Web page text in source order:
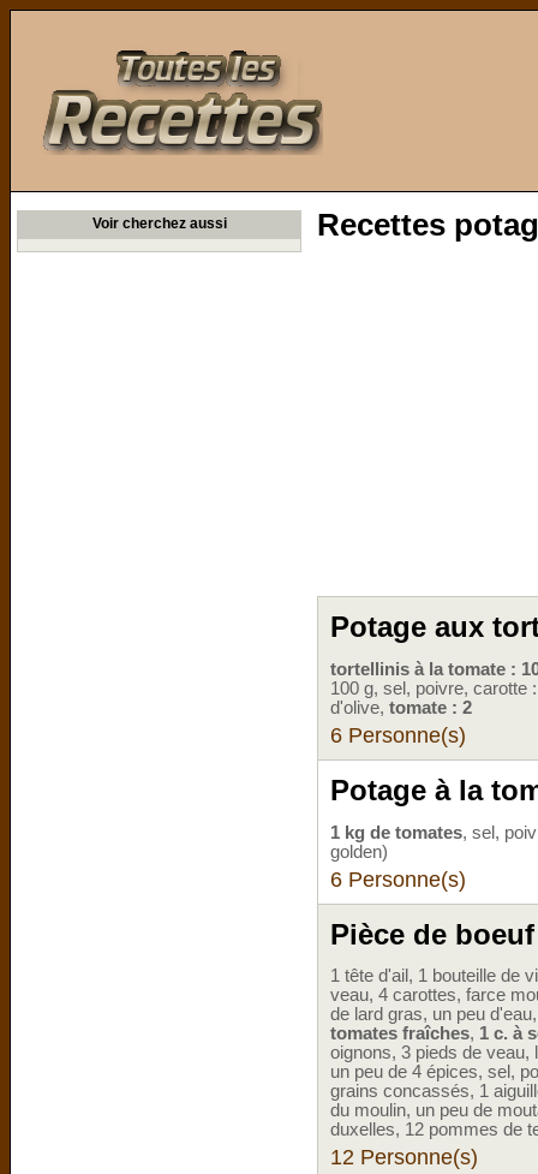
Voir cherchez aussi Recettes
Potage aux
tortellinis à la tomate :
100 g, sel, poivre, carotte
d'olive, tomate : 2
6 Personne(s)
Potage à la
1 kg de tomates, sel,
golden)
6 Personne(s)
Pièce de
1 tête d'ail, 1 bouteille de
veau, 4 carottes, farce
de lard gras, un peu
tomates fraîches, 1 c. à
oignons, 3 pieds de veau,
un peu de 4 épices, sel,
grains concassés, 1
du moulin, un peu de
duxelles, 12 pommes de
12 Personne(s)